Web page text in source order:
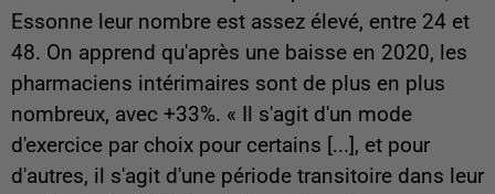
Essonne leur nombre est assez élevé, entre 24 et
48. On apprend qu'après une baisse en 2020, les
pharmaciens intérimaires sont de plus en plus
nombreux, avec +33%. « Il s'agit d'un mode
d'exercice par choix pour certains [...], et pour
d'autres, il s'agit d'une période transitoire dans leur